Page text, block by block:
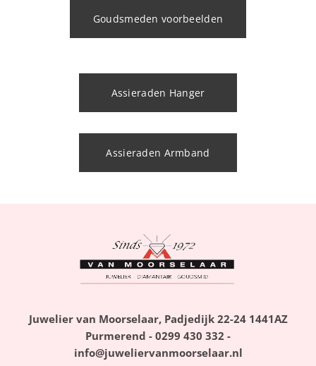
Goudsmeden voorbeelden
Assieraden Hanger
Assieraden Armband
Juwelier van Moorselaar, Padjedijk 22-24 1441AZ
Purmerend - 0299 430 332 -
info@juweliervanmoorselaar.nl